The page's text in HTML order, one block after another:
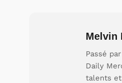
Melvin
Passé
Daily
talents et